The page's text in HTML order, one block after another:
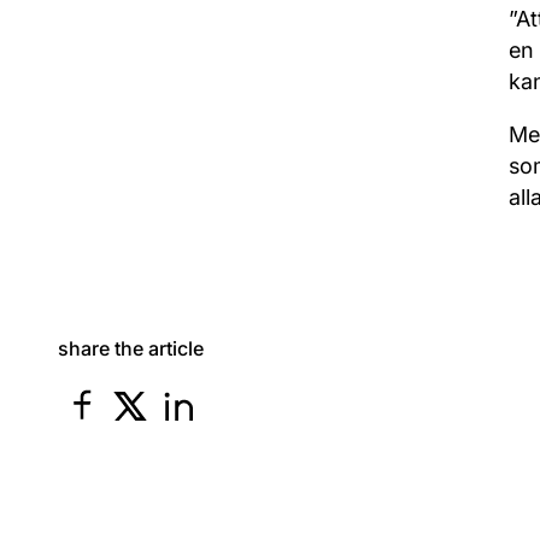
share the article